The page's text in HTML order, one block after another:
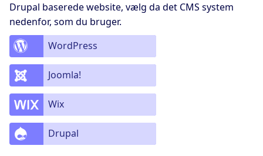
Drupal baserede website, vælg da det CMS system
nedenfor, som du bruger.
WordPress
Joomla!
Wix
Drupal